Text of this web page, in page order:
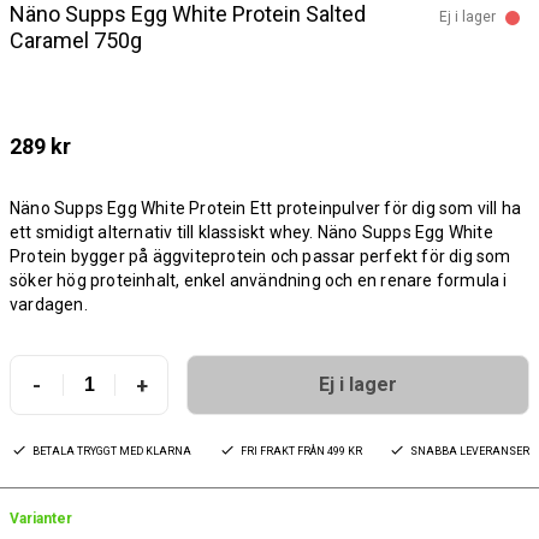
Näno Supps Egg White Protein Salted
Caramel 750g
Ej i lager
289 kr
Näno Supps Egg White Protein Ett proteinpulver för dig som vill ha
ett smidigt alternativ till klassiskt whey. Näno Supps Egg White
Protein bygger på äggviteprotein och passar perfekt för dig som
söker hög proteinhalt, enkel användning och en renare formula i
vardagen.
- + Ej i lager
BETALA TRYGGT MED KLARNA FRI FRAKT FRÅN 499 KR SNABBA LEVERANSER
Varianter